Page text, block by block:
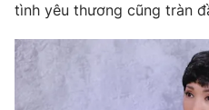
Thị trường 24h
VTV4
tình yêu thương cũng tràn